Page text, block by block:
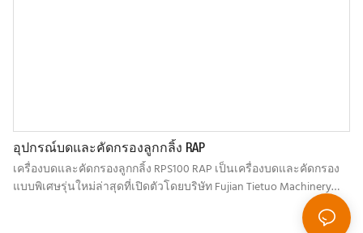
อุปกรณ์บดและคัดกรองลูกกลิ้ง RAP
เครื่องบดและคัดกรองลูกกลิ้ง RPS100 RAP เป็นเครื่องบดและคัดกรอง
แบบพิเศษรุ่นใหม่ล่าสุดที่เปิดตัวโดยบริษัท Fujian Tietuo Machinery
Co., Ltd. โดยอาศัยประสบการณ์หลายปีในการออกแบบอุปกรณ์รีไซเคิล
ร้อนสำหรับโรงงานผสมยางมะตอย และผสมผสานกับลักษณะเฉพาะ